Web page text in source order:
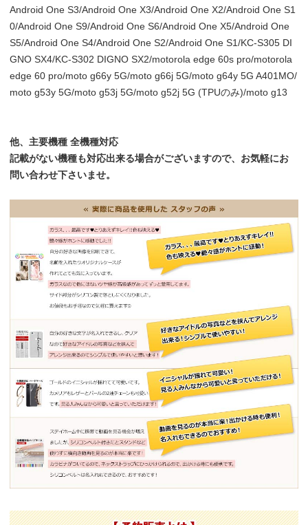
Android One S3/Android One X3/Android One X2/Android One S1
0/Android One S9/Android One S6/Android One X5/Android One
S5/Android One S4/Android One S2/Android One S1/KC-S305 DI
GNO SX4/KC-S302 DIGNO SX2/motorola edge 60s pro/motorola
edge 60 pro/moto g66y 5G/moto g66j 5G/moto g64y 5G A401MO/
moto g53y 5G/moto g53j 5G/moto g52j 5G (TPUのみ)/moto g13
他、主要機種 全機種対応
記載がない機種も対応出来る場合がございますので、お気軽にお
問い合わせ下さいませ。